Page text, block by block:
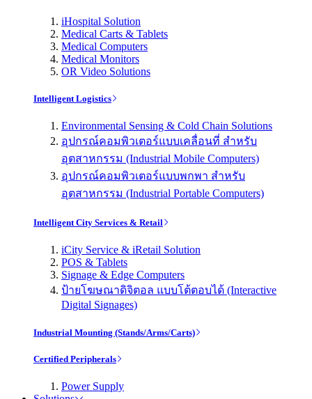
iHospital Solution
Medical Carts & Tablets
Medical Computers
Medical Monitors
OR Video Solutions
Intelligent Logistics
Environmental Sensing & Cold Chain Solutions
อุปกรณ์คอมพิวเตอร์แบบเคลื่อนที่ สำหรับ
อุตสาหกรรม (Industrial Mobile Computers)
อุปกรณ์คอมพิวเตอร์แบบพกพา สำหรับ
อุตสาหกรรม (Industrial Portable Computers)
Intelligent City Services & Retail
iCity Service & iRetail Solution
POS & Tablets
Signage & Edge Computers
ป้ายโฆษณาดิจิตอล แบบโต้ตอบได้ (Interactive
Digital Signages)
Industrial Mounting (Stands/Arms/Carts)
Certified Peripherals
Power Supply